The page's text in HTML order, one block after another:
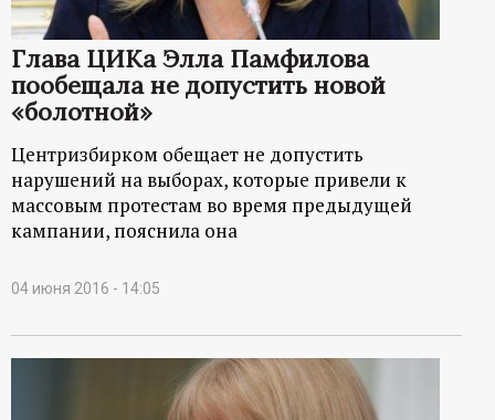
а
л
Глава ЦИКа Элла Памфилова
пообещала не допустить новой
«болотной»
Центризбирком обещает не допустить
нарушений на выборах, которые привели к
массовым протестам во время предыдущей
кампании, пояснила она
04 июня 2016 - 14:05